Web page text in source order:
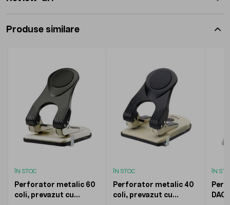
Produse similare
ÎN STOC
Perforator metalic 60
coli, prevazut cu
ÎN STOC
Perforator metalic 40
coli, prevazut cu
ÎN